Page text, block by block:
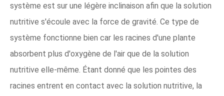
système est sur une légère inclinaison afin que la solution
nutritive s'écoule avec la force de gravité. Ce type de
système fonctionne bien car les racines d'une plante
absorbent plus d'oxygène de l'air que de la solution
nutritive elle-même. Étant donné que les pointes des
racines entrent en contact avec la solution nutritive, la